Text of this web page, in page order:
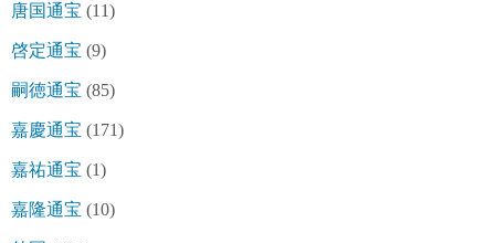
唐国通宝 (11)
啓定通宝 (9)
嗣徳通宝 (85)
嘉慶通宝 (171)
嘉祐通宝 (1)
嘉隆通宝 (10)